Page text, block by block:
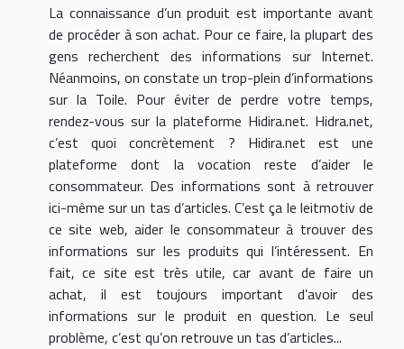
La connaissance d’un produit est importante avant
de procéder à son achat. Pour ce faire, la plupart des
gens recherchent des informations sur Internet.
Néanmoins, on constate un trop-plein d’informations
sur la Toile. Pour éviter de perdre votre temps,
rendez-vous sur la plateforme Hidira.net. Hidra.net,
c’est quoi concrètement ? Hidira.net est une
plateforme dont la vocation reste d’aider le
consommateur. Des informations sont à retrouver
ici-même sur un tas d’articles. C’est ça le leitmotiv de
ce site web, aider le consommateur à trouver des
informations sur les produits qui l’intéressent. En
fait, ce site est très utile, car avant de faire un
achat, il est toujours important d’avoir des
informations sur le produit en question. Le seul
problème, c’est qu’on retrouve un tas d’articles...